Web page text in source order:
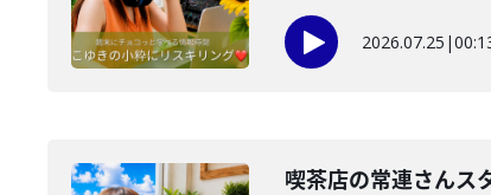
2026.07.25 |
喫茶店の常連さんス